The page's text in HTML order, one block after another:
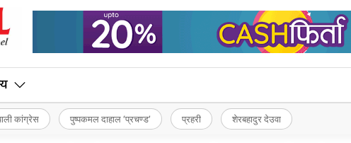
कांग्रेस पुष्पकमल दाहाल ‘प्रचण्ड’ प्रहरी शेरबहादुर देउवा